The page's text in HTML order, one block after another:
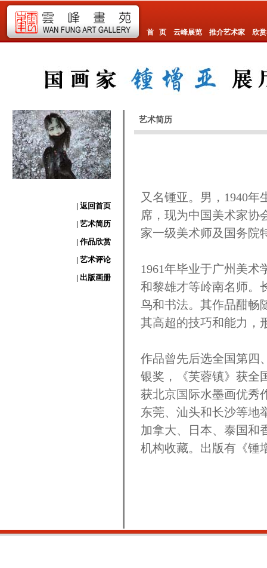
首 页 云峰展览 推介艺术家 欣
| 返回首页
| 艺术简历
| 作品欣赏
| 艺术评论
| 出版画册
艺术简历
又名锺亚。男，1940
席，现为中国美术家协
家一级美术师及国务院
1961年毕业于广州美术
和黎雄才等岭南名师。
鸟和书法。其作品酣畅
其高超的技巧和能力，
作品曾先后选全国第四
银奖，《芙蓉镇》获全
获北京国际水墨画优秀
东莞、汕头和长沙等地
加拿大、日本、泰国和
机构收藏。出版有《锺